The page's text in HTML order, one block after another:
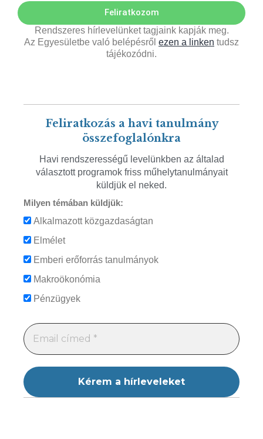
Feliratkozom
Rendszeres hírlevelünket tagjaink kapják meg.
Az Egyesületbe való belépésről ezen a linken tudsz
tájékozódni.
Feliratkozás a havi tanulmány
összefoglalónkra
Havi rendszerességű levelünkben az általad
választott programok friss műhelytanulmányait
küldjük el neked.
Milyen témában küldjük:
Alkalmazott közgazdaságtan
Elmélet
Emberi erőforrás tanulmányok
Makroökonómia
Pénzügyek